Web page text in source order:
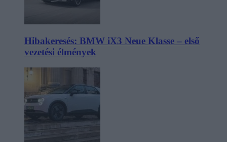
Hibakeresés: BMW iX3 Neue Klasse – első
vezetési élmények